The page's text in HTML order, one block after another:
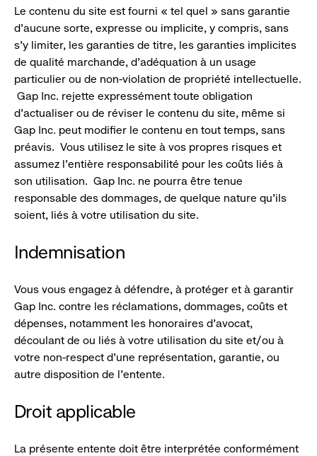
Le contenu du site est fourni « tel quel » sans garantie
d’aucune sorte, expresse ou implicite, y compris, sans
s’y limiter, les garanties de titre, les garanties implicites
de qualité marchande, d’adéquation à un usage
particulier ou de non-violation de propriété intellectuelle.
Gap Inc. rejette expressément toute obligation
d’actualiser ou de réviser le contenu du site, même si
Gap Inc. peut modifier le contenu en tout temps, sans
préavis. Vous utilisez le site à vos propres risques et
assumez l’entière responsabilité pour les coûts liés à
son utilisation. Gap Inc. ne pourra être tenue
responsable des dommages, de quelque nature qu’ils
soient, liés à votre utilisation du site.
Indemnisation
Vous vous engagez à défendre, à protéger et à garantir
Gap Inc. contre les réclamations, dommages, coûts et
dépenses, notamment les honoraires d’avocat,
découlant de ou liés à votre utilisation du site et/ou à
votre non-respect d’une représentation, garantie, ou
autre disposition de l’entente.
Droit applicable
La présente entente doit être interprétée conformément